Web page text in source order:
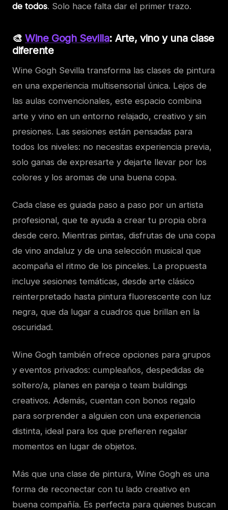
de todos. Solo hace falta dar el primer trazo.
🎨Wine Gogh Sevilla: Arte, vino y una clase
diferente
Wine Gogh Sevilla transforma las clases de pintura
en una experiencia multisensorial única. Lejos de
las aulas convencionales, este espacio combina
arte y vino en un entorno relajado, creativo y sin
presiones. Las sesiones están pensadas para
todos los niveles: no necesitas experiencia previa,
solo ganas de expresarte y dejarte llevar por los
colores y los aromas de una buena copa.
Cada clase es guiada paso a paso por un artista
profesional, que te ayuda a crear tu propia obra
desde cero. Mientras pintas, disfrutas de una copa
de vino andaluz y de una selección musical que
acompaña el ritmo de los pinceles. La propuesta
incluye sesiones temáticas, desde arte clásico
reinterpretado hasta pintura fluorescente con luz
negra, que da lugar a cuadros que brillan en la
oscuridad.
Wine Gogh también ofrece opciones para grupos
y eventos privados: cumpleaños, despedidas de
soltero/a, planes en pareja o team buildings
creativos. Además, cuentan con bonos regalo
para sorprender a alguien con una experiencia
distinta, ideal para los que prefieren regalar
momentos en lugar de objetos.
Más que una clase de pintura, Wine Gogh es una
forma de reconectar con tu lado creativo en
buena compañía. Es perfecta para quienes buscan